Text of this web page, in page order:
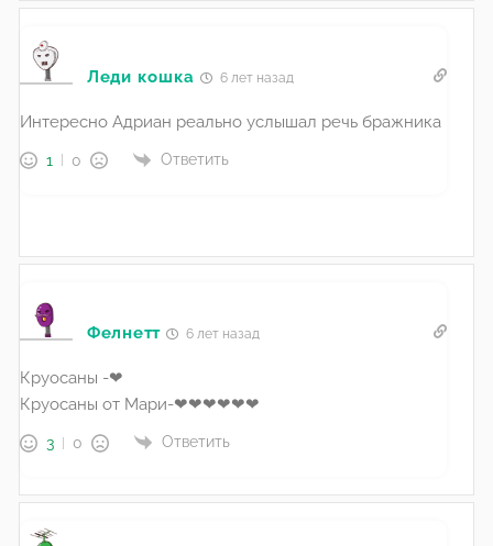
Леди кошка 6 лет назад
Интересно Адриан реально услышал речь бражника
1 0 Ответить
Фелнетт 6 лет назад
Круосаны -❤
Круосаны от Мари-❤❤❤❤❤❤
3 0 Ответить